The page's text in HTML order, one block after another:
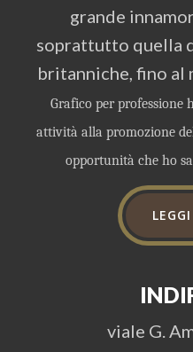
grande
soprattutto quella
britanniche, fino
Grafico per professione
attività alla promozione
opportunità che ho
viale G.